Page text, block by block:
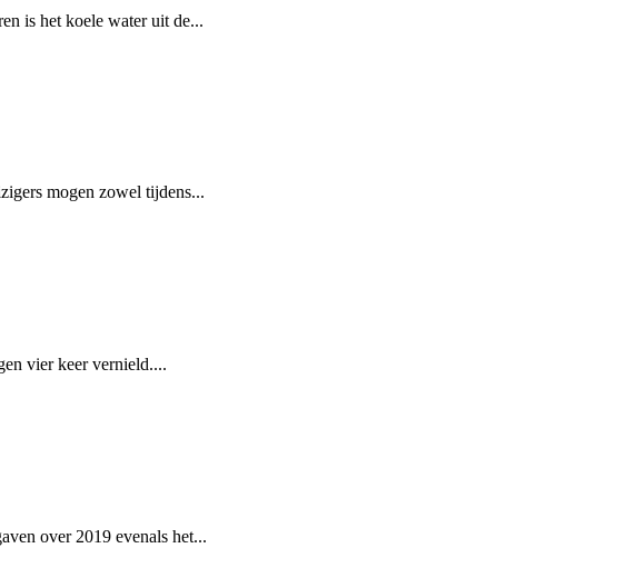
is het koele water uit de...
mogen zowel tijdens...
vier keer vernield....
over 2019 evenals het...